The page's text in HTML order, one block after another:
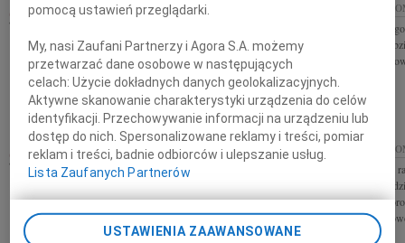
BOGDAN KRZEMIŃSKI
Z głębokim żalem przyjęliśmy wiadomość o odejściu
naszego kochanego Bogdana Krzemińskiego
wspaniałego Człowieka Zosiu i Piotrze łączymy się z
Wami w bólu Włodek i Kasia oraz...
Wyrazy
Ojca Marioli
przyjaciele i
IZABELLA WOŚ 07.01.2010RADOM
Z głębokim żalem zawiadamiamy, że 5 stycznia 2010
roku zmarła w wieku 74 lat Izabella Woś z domu
Najbert Wyprowadzenie Ciała z kaplicy firmy
Epitafium, ulica Mieszka I 38,...
Chowaj nas póki
zawżdy niech
Koledze
współczucia z
pomocą ustawień przeglądarki.
My, nasi Zaufani Partnerzy i Agora S.A. możemy
przetwarzać dane osobowe w następujących
celach:Użycie dokładnych danych geolokalizacyjnych.
Aktywne skanowanie charakterystyki urządzenia do celów
identyfikacji. Przechowywanie informacji na urządzeniu lub
dostęp do nich. Spersonalizowane reklamy i treści, pomiar
reklam i treści, badnie odbiorców i ulepszanie usług.
Lista Zaufanych Partnerów
USTAWIENIA ZAAWANSOWANE